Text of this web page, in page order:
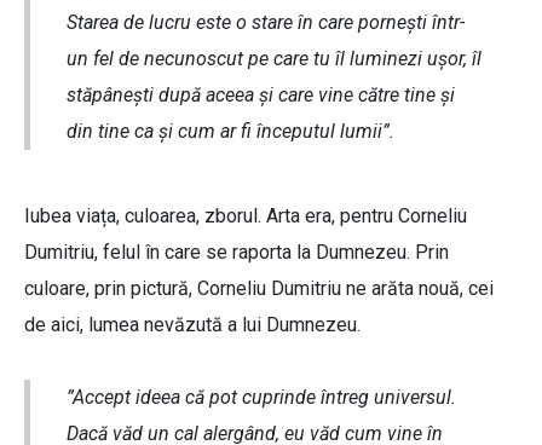
Starea de lucru este o stare în care pornești într-
un fel de necunoscut pe care tu îl luminezi ușor, îl
stăpânești după aceea și care vine către tine și
din tine ca și cum ar fi începutul lumii”.
Iubea viața, culoarea, zborul. Arta era, pentru Corneliu
Dumitriu, felul în care se raporta la Dumnezeu. Prin
culoare, prin pictură, Corneliu Dumitriu ne arăta nouă, cei
de aici, lumea nevăzută a lui Dumnezeu.
”Accept ideea că pot cuprinde întreg universul.
Dacă văd un cal alergând, eu văd cum vine în